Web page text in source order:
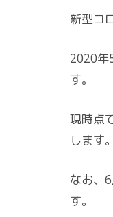
新型コ
2020年
す。
現時点
します。
なお、
す。